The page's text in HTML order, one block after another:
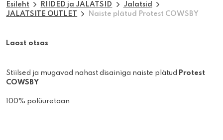
Esileht RIIDED ja JALATSID
Jalatsid
JALATSITE OUTLET
Naiste plätud Protest COWSBY
Laost otsas
Stiilsed ja mugavad nahast disainiga naiste plätud Protest
COWSBY
100% polüuretaan